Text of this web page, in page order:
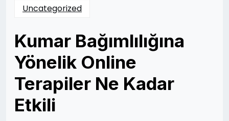
Uncategorized
Kumar Bağımlılığına
Yönelik Online
Terapiler Ne Kadar
Etkili